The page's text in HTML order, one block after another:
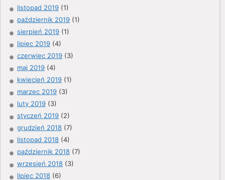
listopad 2019 (1)
październik 2019 (1)
sierpień 2019 (1)
lipiec 2019 (4)
czerwiec 2019 (3)
maj 2019 (4)
kwiecień 2019 (1)
marzec 2019 (3)
luty 2019 (3)
styczeń 2019 (2)
grudzień 2018 (7)
listopad 2018 (4)
październik 2018 (7)
wrzesień 2018 (3)
lipiec 2018 (6)